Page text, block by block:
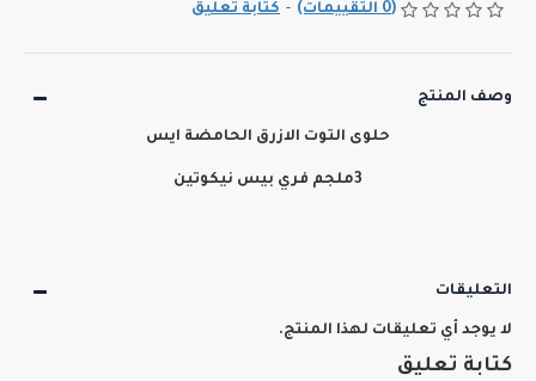
(0 التقييمات) - كتابة تعليق
وصف المنتج
حلوى التوت الازرق الحامضة ايس
3ملجم فري بيس نيكوتين
التعليقات
لا يوجد أي تعليقات لهذا المنتج.
كتابة تعليق